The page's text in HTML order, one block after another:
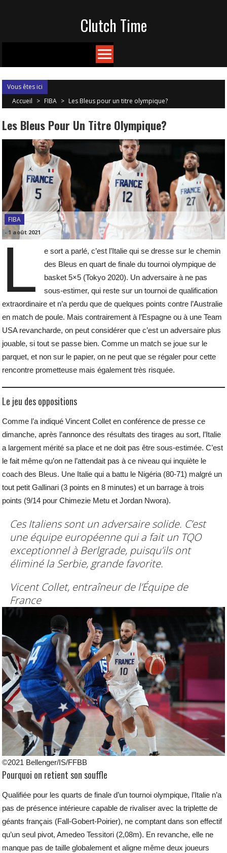
Clutch Time
Vous êtes ici
Accueil > FIBA > Les Bleus pour un titre olympique?
Les Bleus Pour Un Titre Olympique?
FIBA
- 1 août 2021
L
e sort a parlé, c’est l’Italie qui se dresse sur le chemin
des Bleus en quart de finale du tournoi olympique de
basket 5×5 (Tokyo 2020). Un adversaire à ne pas
sous-estimer, qui reste sur un tournoi de qualification
extraordinaire et n’a perdu que de quelques points contre l’Australie
en match de poule. Mais contrairement à l’Espagne ou à une Team
USA revancharde, on peut considérer que c’est un adversaire plus
jouable, si tout se passe bien. Comme un match se joue sur le
parquet, et non sur le papier, on ne peut que se régaler pour cette
rencontre prometteuse mais également très risquée.
Le jeu des oppositions
Comme l’a indiqué Vincent Collet en conférence de presse ce
dimanche, après l’annonce des résultats des tirages au sort, l’Italie
a largement mérité sa place et ne doit pas être sous-estimée. C’est
le fait même qu’on ne l’attendait pas à ce niveau qui inquiète le
coach des Bleus. Une Italie qui a battu le Nigéria (80-71) malgré un
tout petit Gallinari (3 points en 8 minutes) et un barrage à trois
points (9/14 pour Chimezie Metu et Jordan Nwora).
Ces Italiens sont un adversaire solide. C’est
une équipe européenne qui a fait un TQO
exceptionnel à Berlgrade, puisqu’ils ont
éliminé la Serbie, grande favorite.
Vicent Collet, entraîneur de l’Équipe de
France
©2021 Bellenger/IS/FFBB
Pourquoi on retient son souffle
Qualifiée pour les quarts de finale d’un tournoi olympique, l’Italie n’a
pas de présence intérieure capable de rivaliser avec la triplette de
géants français (Fall-Gobert-Poirier), ne comptant dans son effectif
qu’un seul pivot, Amedeo Tessitori (2,08m). En revanche, elle ne
manque pas de taille globalement et aligne même deux joueurs